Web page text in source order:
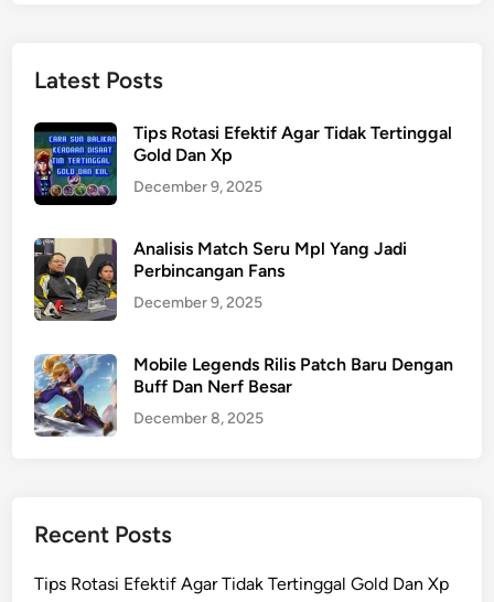
Latest Posts
Tips Rotasi Efektif Agar Tidak Tertinggal
Gold Dan Xp
December 9, 2025
Analisis Match Seru Mpl Yang Jadi
Perbincangan Fans
December 9, 2025
Mobile Legends Rilis Patch Baru Dengan
Buff Dan Nerf Besar
December 8, 2025
Recent Posts
Tips Rotasi Efektif Agar Tidak Tertinggal Gold Dan Xp